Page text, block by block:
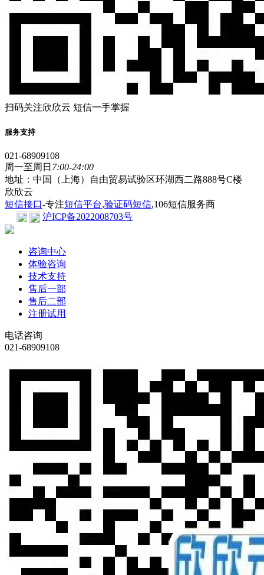
扫码关注欣欣云 短信一手掌握
服务支持
021-68909108
周一至周日 7:00-24:00
地址：中国（上海）自由贸易试验区环湖西二路888号C楼
欣欣云
短信接口-专注短信平台,验证码短信,106短信服务商
沪ICP备2022008703号
咨询中心
体验咨询
技术支持
售后一部
售后二部
注册试用
电话咨询
021-68909108